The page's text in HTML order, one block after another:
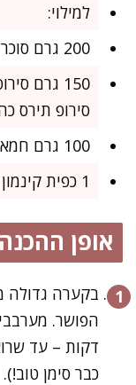
למילוי:
200 גרם סוכר חום כהה (דמררה)
150 גרם
סירופ תירס
100 גרם חמאה
1 כפית קינמון טחון טרי
אופן ההכנה
בקערה גדולה
דקות – עד
כבר סימן טוב!).